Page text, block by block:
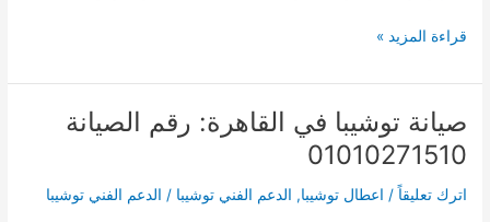
قراءة المزيد »
صيانة توشيبا في القاهرة: رقم الصيانة
01010271510
اترك تعليقاً / اعطال توشيبا, الدعم الفني توشيبا / الدعم الفني توشيبا
صيانة
توشيبا
في
القاهرة: